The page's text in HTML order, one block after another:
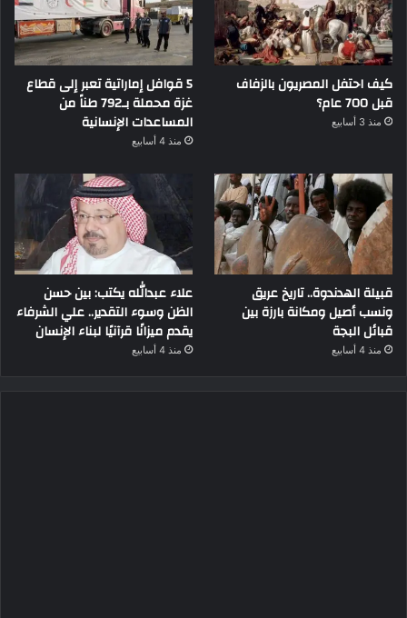
كيف احتفل المصريون بالزفاف
قبل 700 عام؟
منذ 3 أسابيع
5 قوافل إماراتية تعبر إلى قطاع
غزة محملة بـ792 طناً من
المساعدات الإنسانية
منذ 4 أسابيع
قبيلة الهدندوة.. تاريخ عريق
ونسب أصيل ومكانة بارزة بين
قبائل البجة
منذ 4 أسابيع
علاء عبدالله يكتب: بين حسن
الظن وسوء التقدير.. علي الشرفاء
يقدم ميزانًا قرآنيًا لبناء الإنسان
منذ 4 أسابيع